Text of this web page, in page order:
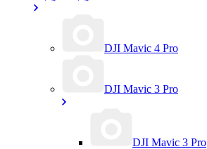
DJI Mavic 4 Pro
DJI Mavic 3 Pro
DJI Mavic 3 Pro